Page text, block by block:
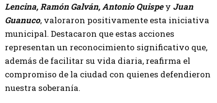
Lencina, Ramón Galván, Antonio Quispey Juan
Guanuco, valoraron positivamente esta iniciativa
municipal. Destacaron que estas acciones
representan un reconocimiento significativo que,
además de facilitar su vida diaria, reafirma el
compromiso de la ciudad con quienes defendieron
nuestra soberanía.